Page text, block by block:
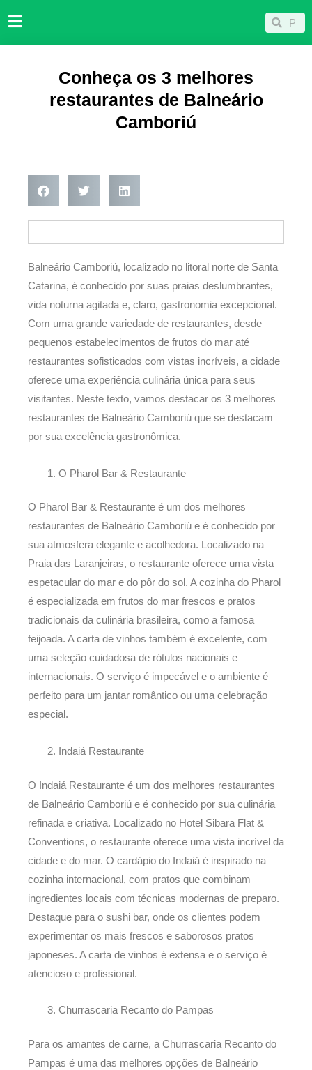
para
Pesquisar
Conheça os 3 melhores
restaurantes de Balneário
Camboriú
Balneário Camboriú, localizado no litoral norte de Santa
Catarina, é conhecido por suas praias deslumbrantes,
vida noturna agitada e, claro, gastronomia excepcional.
Com uma grande variedade de restaurantes, desde
pequenos estabelecimentos de frutos do mar até
restaurantes sofisticados com vistas incríveis, a cidade
oferece uma experiência culinária única para seus
visitantes. Neste texto, vamos destacar os 3 melhores
restaurantes de Balneário Camboriú que se destacam
por sua excelência gastronômica.
O Pharol Bar & Restaurante
O Pharol Bar & Restaurante é um dos melhores
restaurantes de Balneário Camboriú e é conhecido por
sua atmosfera elegante e acolhedora. Localizado na
Praia das Laranjeiras, o restaurante oferece uma vista
espetacular do mar e do pôr do sol. A cozinha do Pharol
é especializada em frutos do mar frescos e pratos
tradicionais da culinária brasileira, como a famosa
feijoada. A carta de vinhos também é excelente, com
uma seleção cuidadosa de rótulos nacionais e
internacionais. O serviço é impecável e o ambiente é
perfeito para um jantar romântico ou uma celebração
especial.
Indaiá Restaurante
O Indaiá Restaurante é um dos melhores restaurantes
de Balneário Camboriú e é conhecido por sua culinária
refinada e criativa. Localizado no Hotel Sibara Flat &
Conventions, o restaurante oferece uma vista incrível da
cidade e do mar. O cardápio do Indaiá é inspirado na
cozinha internacional, com pratos que combinam
ingredientes locais com técnicas modernas de preparo.
Destaque para o sushi bar, onde os clientes podem
experimentar os mais frescos e saborosos pratos
japoneses. A carta de vinhos é extensa e o serviço é
atencioso e profissional.
Churrascaria Recanto do Pampas
Para os amantes de carne, a Churrascaria Recanto do
Pampas é uma das melhores opções de Balneário